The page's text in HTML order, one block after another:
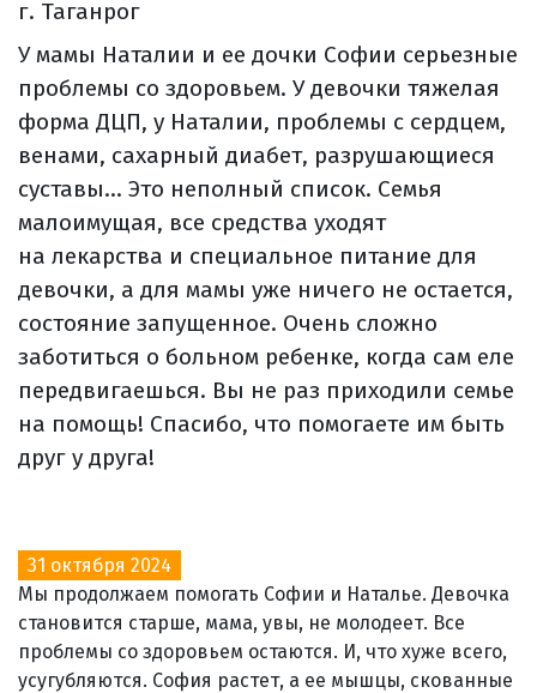
г. Таганрог
У мамы Наталии и ее дочки Софии серьезные
проблемы со здоровьем. У девочки тяжелая
форма ДЦП, у Наталии, проблемы с сердцем,
венами, сахарный диабет, разрушающиеся
суставы... Это неполный список. Семья
малоимущая, все средства уходят
на лекарства и специальное питание для
девочки, а для мамы уже ничего не остается,
состояние запущенное. Очень сложно
заботиться о больном ребенке, когда сам еле
передвигаешься. Вы не раз приходили семье
на помощь! Спасибо, что помогаете им быть
друг у друга!
31 октября 2024
Мы продолжаем помогать Софии и Наталье. Девочка
становится старше, мама, увы, не молодеет. Все
проблемы со здоровьем остаются. И, что хуже всего,
усугубляются. София растет, а ее мышцы, скованные